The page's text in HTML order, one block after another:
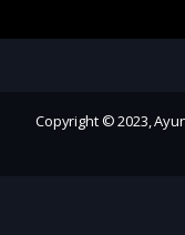
Copyright © 2023,